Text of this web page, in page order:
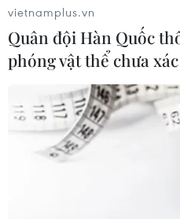
vietnamplus.vn
Quân đội Hàn Quốc
phóng vật thể chưa